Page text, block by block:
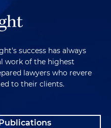
success has always
work of the highest
lawyers who revere
to their clients.